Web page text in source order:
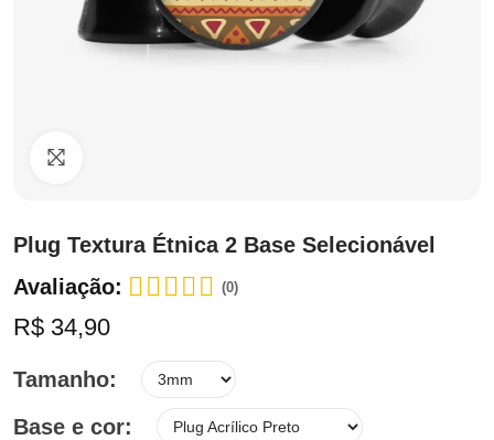
Plug Textura Étnica 2 Base Selecionável
Avaliação:
(0)
R$ 34,90
Tamanho
Base e cor